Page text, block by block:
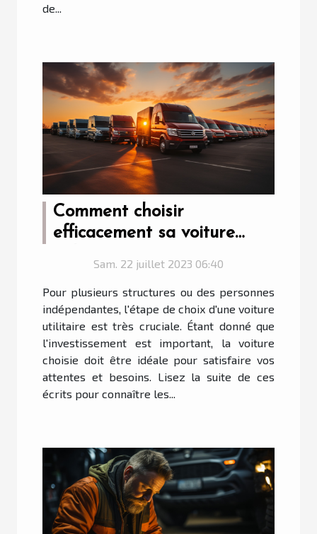
de...
Comment choisir
efficacement sa voiture
Sam. 22 juillet 2023 06:40
Pour plusieurs structures ou des personnes
indépendantes, l'étape de choix d'une voiture
utilitaire est très cruciale. Étant donné que
l'investissement est important, la voiture
choisie doit être idéale pour satisfaire vos
attentes et besoins. Lisez la suite de ces
écrits pour connaître les...